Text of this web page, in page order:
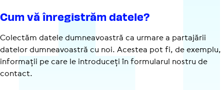
Cum vă înre­gis­trăm datele?
Colectăm datele dumneavoastră ca urmare a partajării
datelor dumneavoastră cu noi. Acestea pot fi, de exemplu,
informații pe care le introduceți în formularul nostru de
contact.